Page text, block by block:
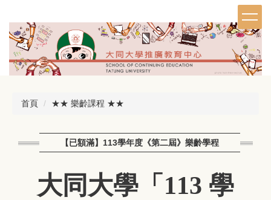
到
主
內
首頁
★★ 樂齡課程 ★★
【已額滿】113學年度《第二屆》樂齡學程
大同大學「113 學